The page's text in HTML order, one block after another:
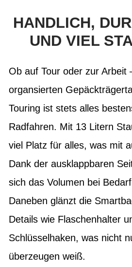
HANDLICH,
UND VIEL
Ob auf Tour oder zur Arbeit
organsierten
Touring ist stets alles
Radfahren. Mit 13 Litern
viel Platz für alles, was mit
Dank der ausklappbaren
sich das Volumen bei
Daneben glänzt die
Details wie Flaschenhalter
Schlüsselhaken, was nicht
überzeugen weiß.